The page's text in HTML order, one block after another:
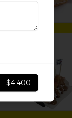
$4.400